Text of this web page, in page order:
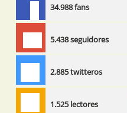
34.988 fans
5.438 seguidores
2.885 twitteros
1.525 lectores